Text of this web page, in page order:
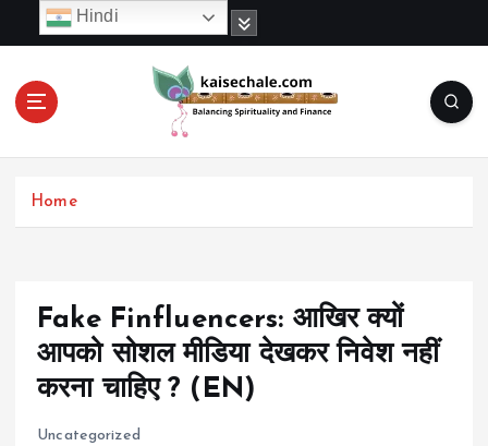
c
Home
Fake Finfluencers: आखिर क्यों
आपको सोशल मीडिया देखकर निवेश नहीं
करना चाहिए ? (EN)
Uncategorized
Hindi